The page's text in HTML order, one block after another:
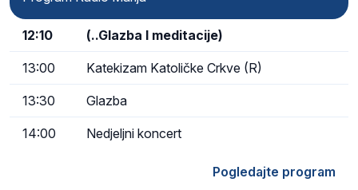
12:10 (..Glazba I meditacije)
13:00 Katekizam Katoličke Crkve (R)
13:30 Glazba
14:00 Nedjeljni koncert
Pogledajte program